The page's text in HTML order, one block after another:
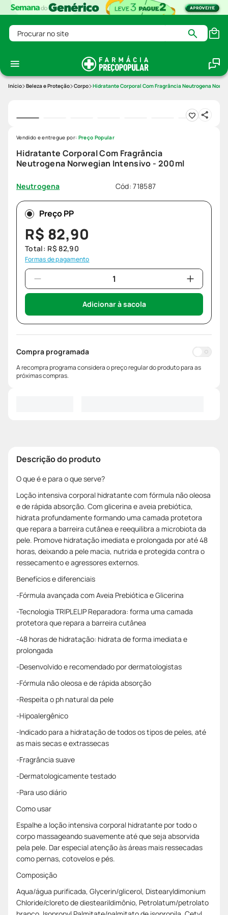
Procurar no site
Beleza e Proteção Corpo Hidratante Corporal Com Fragrância Neutrogena
Hidratante Corporal Com Fragrância
Neutrogena Norwegian Intensivo - 200ml
Neutrogena Cód:718587
Vendido e entregue por: Preço Popular
Preço PP
R$ 82,90
Total: R$ 82,90
Formas de pagamento
Adicionar à sacola
Compra programada
A recompra programa considera o preço regular do produto para as
próximas compras.
Descrição do produto
O que é e para o que serve?
Loção intensiva corporal hidratante com fórmula não oleosa
e de rápida absorção. Com glicerina e aveia prebiótica,
hidrata profundamente formando uma camada protetora
que repara a barreira cutânea e reequilibra a microbiota da
pele. Promove hidratação imediata e prolongada por até 48
horas, deixando a pele macia, nutrida e protegida contra o
ressecamento e agressores externos.
Benefícios e diferenciais
-Fórmula avançada com Aveia Prebiótica e Glicerina
-Tecnologia TRIPLELIP Reparadora: forma uma camada
protetora que repara a barreira cutânea
-48 horas de hidratação: hidrata de forma imediata e
prolongada
-Desenvolvido e recomendado por dermatologistas
-Fórmula não oleosa e de rápida absorção
-Respeita o ph natural da pele
-Hipoalergênico
-Indicado para a hidratação de todos os tipos de peles, até
as mais secas e extrassecas
-Fragrância suave
-Dermatologicamente testado
-Para uso diário
Como usar
Espalhe a loção intensiva corporal hidratante por todo o
corpo massageando suavemente até que seja absorvida
pela pele. Dar especial atenção às áreas mais ressecadas
como pernas, cotovelos e pés.
Composição
Aqua/água purificada, Glycerin/glicerol, Distearyldimonium
Chloride/cloreto de diestearildimônio, Petrolatum/petrolato